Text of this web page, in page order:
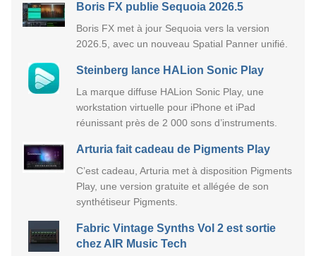
Boris FX publie Sequoia 2026.5
Boris FX met à jour Sequoia vers la version
2026.5, avec un nouveau Spatial Panner unifié.
Steinberg lance HALion Sonic Play
La marque diffuse HALion Sonic Play, une
workstation virtuelle pour iPhone et iPad
réunissant près de 2 000 sons d’instruments.
Arturia fait cadeau de Pigments Play
C’est cadeau, Arturia met à disposition Pigments
Play, une version gratuite et allégée de son
synthétiseur Pigments.
Fabric Vintage Synths Vol 2 est sortie
chez AIR Music Tech